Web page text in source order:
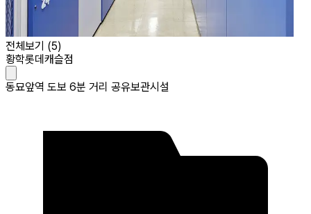
전체보기 (5)
황학롯데캐슬점
동묘앞역 도보 6분 거리 공유보관시설